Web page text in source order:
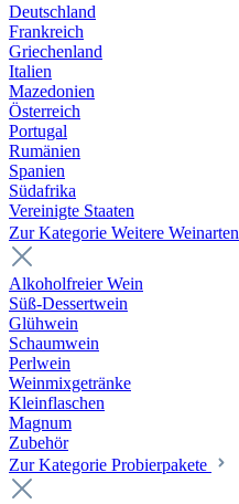
Deutschland
Frankreich
Griechenland
Italien
Mazedonien
Österreich
Portugal
Rumänien
Spanien
Südafrika
Vereinigte Staaten
Zur Kategorie Weitere Weinarten
Alkoholfreier Wein
Süß-Dessertwein
Glühwein
Schaumwein
Perlwein
Weinmixgetränke
Kleinflaschen
Magnum
Zubehör
Zur Kategorie Probierpakete